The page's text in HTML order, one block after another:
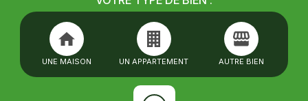
UNE MAISON UN APPARTEMENT AUTRE BIEN